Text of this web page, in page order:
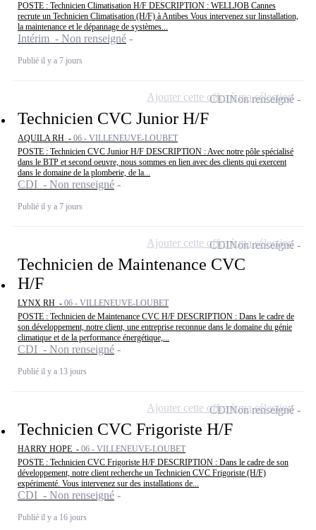
POSTE : Technicien Climatisation H/F DESCRIPTION : WELLJOB Cannes
recrute un Technicien Climatisation (H/F) à Antibes Vous intervenez sur linstallation,
la maintenance et le dépannage de systèmes...
Intérim - Non renseigné
Publié il y a 7 jours
Technicien CVC Junior H/F
AQUILA RH - 06 - VILLENEUVE-LOUBET
POSTE : Technicien CVC Junior H/F DESCRIPTION : Avec notre pôle spécialisé
dans le BTP et second oeuvre, nous sommes en lien avec des clients qui exercent
dans le domaine de la plomberie, de la...
CDI - Non renseigné
Publié il y a 7 jours
CDINon renseigné
Ajouter cette offre à ma sélection
Technicien de Maintenance CVC
H/F
LYNX RH - 06 - VILLENEUVE-LOUBET
POSTE : Technicien de Maintenance CVC H/F DESCRIPTION : Dans le cadre de
son développement, notre client, une entreprise reconnue dans le domaine du génie
climatique et de la performance énergétique,...
CDI - Non renseigné
Publié il y a 13 jours
CDINon renseigné
Ajouter cette offre à ma sélection
Technicien CVC Frigoriste H/F
HARRY HOPE - 06 - VILLENEUVE-LOUBET
POSTE : Technicien CVC Frigoriste H/F DESCRIPTION : Dans le cadre de son
développement, notre client recherche un Technicien CVC Frigoriste (H/F)
expérimenté. Vous intervenez sur des installations de...
CDI - Non renseigné
Publié il y a 16 jours
CDINon renseigné
Ajouter cette offre à ma sélection